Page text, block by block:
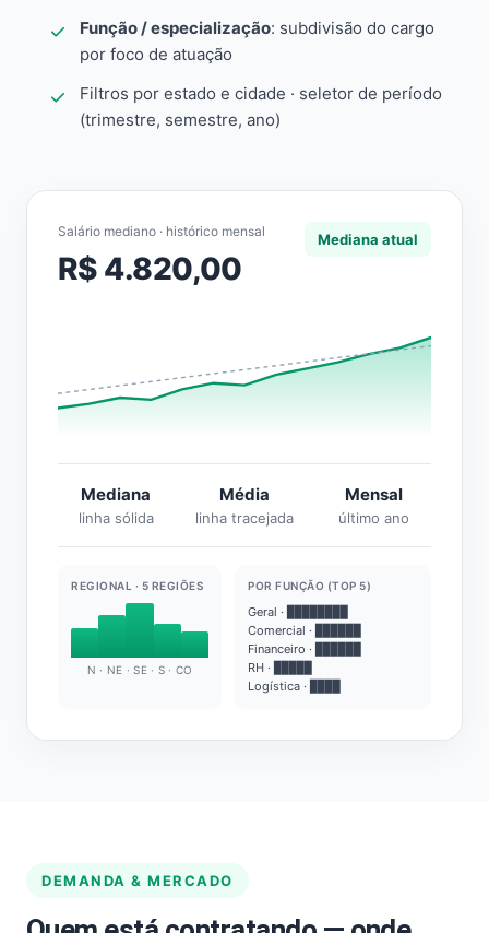
Função / especialização: subdivisão do cargo
por foco de atuação
Filtros por estado e cidade · seletor de período
(trimestre, semestre, ano)
Salário mediano · histórico mensal
R$ 4.820,00
Mediana atual
Mediana
linha sólida
Média
linha tracejada
Mensal
último ano
REGIONAL · 5 REGIÕES
N · NE · SE · S · CO
POR FUNÇÃO (TOP 5)
Geral · ████████
Comercial · ██████
Financeiro · ██████
RH · █████
Logística · ████
DEMANDA & MERCADO